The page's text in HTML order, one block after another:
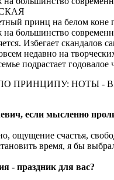
принц на белом
большинство
Избегает скандалов
недавно на
подрастает
ПРИНЦИПУ: НОТЫ -
если мысленно
ощущение счастья,
время, я бы
- праздник для вас?